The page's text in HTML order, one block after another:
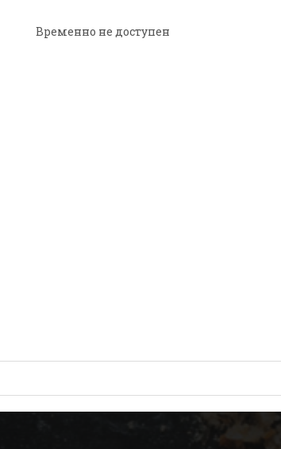
Временно не доступен